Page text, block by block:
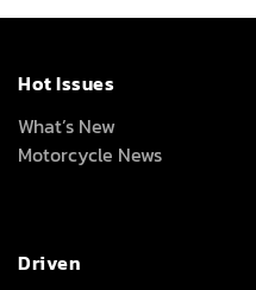
Hot Issues
What’s New
Motorcycle News
Driven